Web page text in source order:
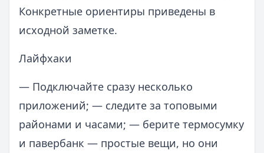
Конкретные ориентиры приведены в
исходной заметке.
Лайфхаки
— Подключайте сразу несколько
приложений; — следите за топовыми
районами и часами; — берите термосумку
и павербанк — простые вещи, но они